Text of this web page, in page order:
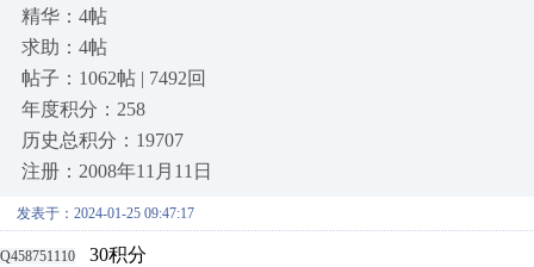
精华：4帖
求助：4帖
帖子：1062帖 | 7492回
年度积分：258
历史总积分：19707
注册：2008年11月11日
发表于：2024-01-25 09:47:17
Q458751110 30积分